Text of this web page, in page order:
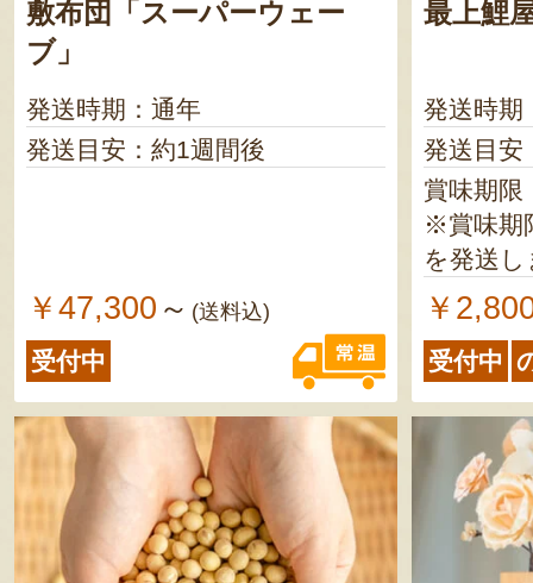
敷布団「スーパーウェー
ブ」
発送時期：通年
発送目安：約1週間後
￥47,300 ～ (送料込)
受付中
最上鯉
発送時期
発送目安
賞味期限
※賞味期
を発送し
￥
受付中